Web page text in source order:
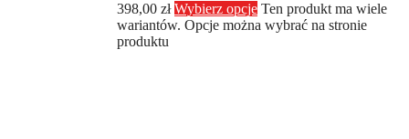
398,00 zł Wybierz opcje Ten produkt ma wiele
wariantów. Opcje można wybrać na stronie
produktu